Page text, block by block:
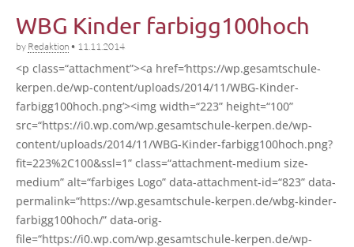
WBG Kinder farbigg100hoch
by Redaktion • 11.11.2014
<p class=“attachment”><a href=‘https://wp.gesamtschule-
kerpen.de/wp-content/uploads/2014/11/WBG-Kinder-
farbigg100hoch.png’><img width=“223” height=“100”
src=“https://i0.wp.com/wp.gesamtschule-kerpen.de/wp-
content/uploads/2014/11/WBG-Kinder-farbigg100hoch.png?
fit=223%2C100&ssl=1” class=“attachment-medium size-
medi­um” alt=“farbiges Logo” data-attachment-id=“823” data-
permalink=“https://wp.gesamtschule-kerpen.de/wbg-kinder-
farbigg100hoch/” data-orig-
file=“https://i0.wp.com/wp.gesamtschule-kerpen.de/wp-